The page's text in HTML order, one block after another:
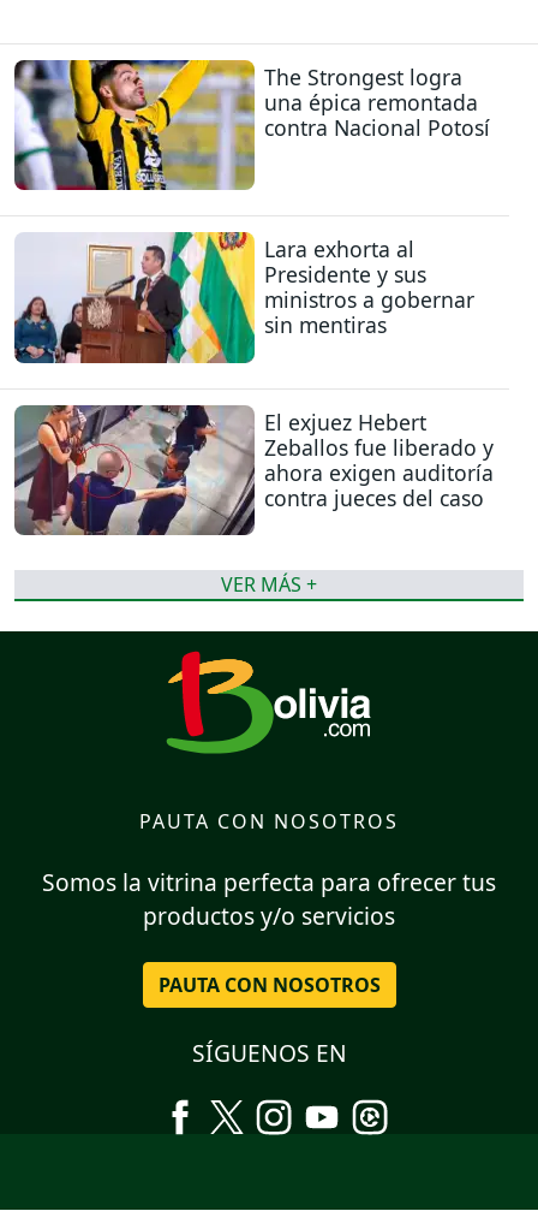
The Strongest logra
una épica remontada
contra Nacional Potosí
Lara exhorta al
Presidente y sus
ministros a gobernar
sin mentiras
El exjuez Hebert
Zeballos fue liberado y
ahora exigen auditoría
contra jueces del caso
VER MÁS +
PAUTA CON NOSOTROS
Somos la vitrina perfecta para ofrecer tus
productos y/o servicios
PAUTA CON NOSOTROS
SÍGUENOS EN